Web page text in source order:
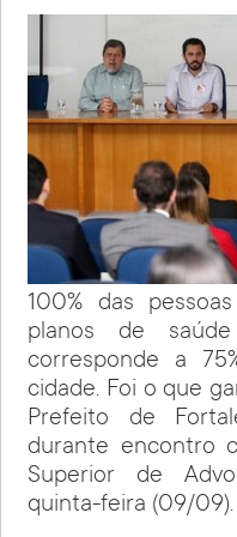
100% das
planos de
corresponde a
cidade. Foi o que
Prefeito de
durante encontro
Superior de
quinta-feira (09/09).